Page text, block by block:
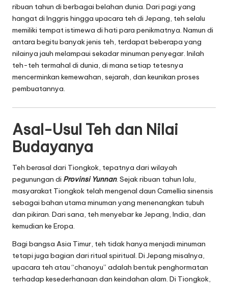
ribuan tahun di berbagai belahan dunia. Dari pagi yang
hangat di Inggris hingga upacara teh di Jepang, teh selalu
memiliki tempat istimewa di hati para penikmatnya. Namun di
antara begitu banyak jenis teh, terdapat beberapa yang
nilainya jauh melampaui sekadar minuman penyegar. Inilah
teh-teh termahal di dunia, di mana setiap tetesnya
mencerminkan kemewahan, sejarah, dan keunikan proses
pembuatannya.
Asal-Usul Teh dan Nilai
Budayanya
Teh berasal dari Tiongkok, tepatnya dari wilayah
pegunungan di Provinsi Yunnan. Sejak ribuan tahun lalu,
masyarakat Tiongkok telah mengenal daun Camellia sinensis
sebagai bahan utama minuman yang menenangkan tubuh
dan pikiran. Dari sana, teh menyebar ke Jepang, India, dan
kemudian ke Eropa.
Bagi bangsa Asia Timur, teh tidak hanya menjadi minuman
tetapi juga bagian dari ritual spiritual. Di Jepang misalnya,
upacara teh atau “chanoyu” adalah bentuk penghormatan
terhadap kesederhanaan dan keindahan alam. Di Tiongkok,